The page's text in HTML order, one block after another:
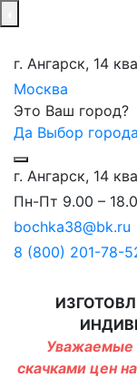
г. Ангарск, 14
Москва
Это Ваш город?
Да Выбор города
г. Ангарск, 14
Пн-Пт 9.00 –
bochka38@bk.ru
8 (800) 201-78-
Уважаемые
скачками цен